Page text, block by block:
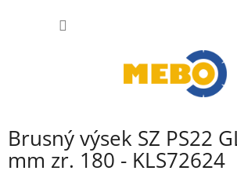
Brusný výsek SZ PS22
mm zr. 180 - KLS72624